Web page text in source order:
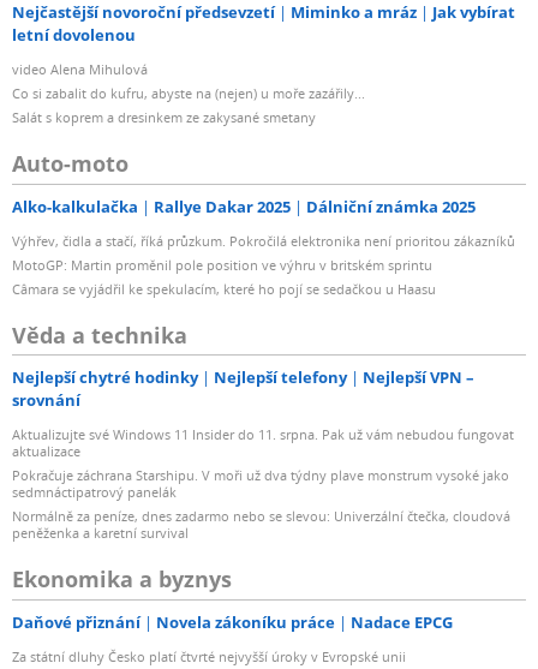
Nejčastější novoroční předsevzetí Miminko a mráz
Jak vybírat
letní dovolenou
video Alena Mihulová
Co si zabalit do kufru, abyste na (nejen) u moře zazářily...
Salát s koprem a dresinkem ze zakysané smetany
Auto-moto
Alko-kalkulačka Rallye Dakar 2025 Dálniční známka 2025
Výhřev, čidla a stačí, říká průzkum. Pokročilá elektronika není prioritou zákazníků
MotoGP: Martin proměnil pole position ve výhru v britském sprintu
Câmara se vyjádřil ke spekulacím, které ho pojí se sedačkou u Haasu
Věda a technika
Nejlepší chytré hodinky Nejlepší telefony
Nejlepší VPN –
srovnání
Aktualizujte své Windows 11 Insider do 11. srpna. Pak už vám nebudou fungovat
aktualizace
Pokračuje záchrana Starshipu. V moři už dva týdny plave monstrum vysoké jako
sedmnáctipatrový panelák
Normálně za peníze, dnes zadarmo nebo se slevou: Univerzální čtečka, cloudová
peněženka a karetní survival
Ekonomika a byznys
Daňové přiznání Novela zákoníku práce Nadace EPCG
Za státní dluhy Česko platí čtvrté nejvyšší úroky v Evropské unii